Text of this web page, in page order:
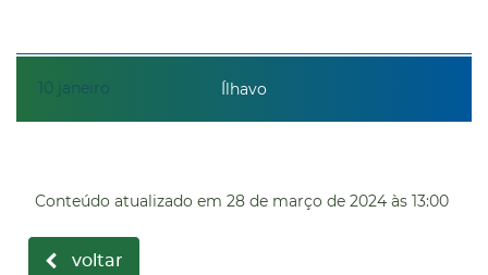
10 janeiro Ílhavo
Conteúdo atualizado em 28 de março de 2024 às 13:00
voltar